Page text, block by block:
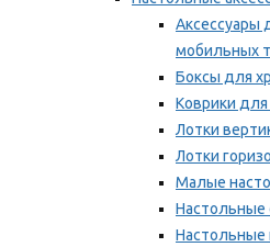
Аксессуары
мобильных
Боксы для
Коврики
Лотки
Лотки
Малые
Настольные
Настольные